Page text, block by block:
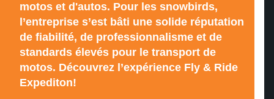
motos et d'autos. Pour les snowbirds,
l’entreprise s’est bâti une solide réputation
de fiabilité, de professionnalisme et de
standards élevés pour le transport de
motos. Découvrez l’expérience Fly & Ride
Expediton!
Floride
Daytona Bike Week
Biketoberfest
Calgary
Revenir en arrière
Les frontières du Mexique
4000 km des plus belles routes de
l'Amérique
Traversée des États-Unis
Revenir en arrière
Les Everglades
Parc national de Yellowstone
Parc national de Jasper